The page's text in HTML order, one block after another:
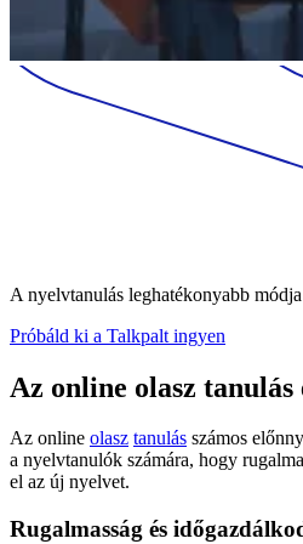
A nyelvtanulás leghatékonyabb módja
Próbáld ki a Talkpalt ingyen
Az online olasz tanulás
Az online olasz tanulás számos
a nyelvtanulók számára, hogy
el az új nyelvet.
Rugalmasság és